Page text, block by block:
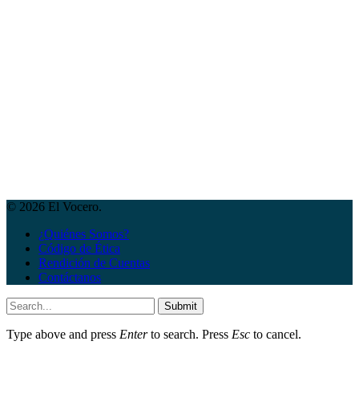
© 2026 El Vocero.
¿Quiénes Somos?
Código de Ética
Rendición de Cuentas
Contáctanos
Submit
Type above and press Enterto search. Press Esc to cancel.